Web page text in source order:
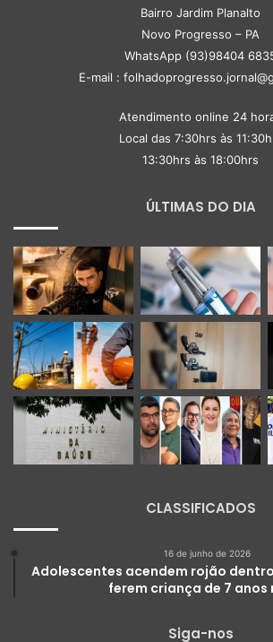
Bairro Jardim Planalto
Novo Progresso – PA
WhatsApp (93)98404
E-mail :
Atendimento online 24
Local das 7:30hrs às
13:30hrs às 18:00hrs
ÚLTIMAS DO DIA
CLASSIFICADOS
16 de junho de 2026
Adolescentes acendem rojão
ferem criança de 7 anos
Siga-nos